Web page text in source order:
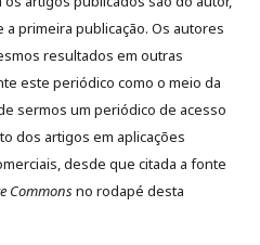
primeira publicação. Os autores
resultados em outras
este periódico como o meio da
sermos um periódico de acesso
dos artigos em aplicações
desde que citada a fonte
Commonsno rodapé desta